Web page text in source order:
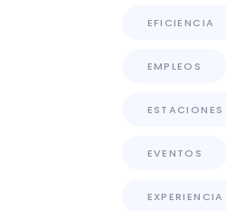
EFICIENCIA
EMPLEOS
ESTACIONES
EVENTOS
EXPERIENCIA